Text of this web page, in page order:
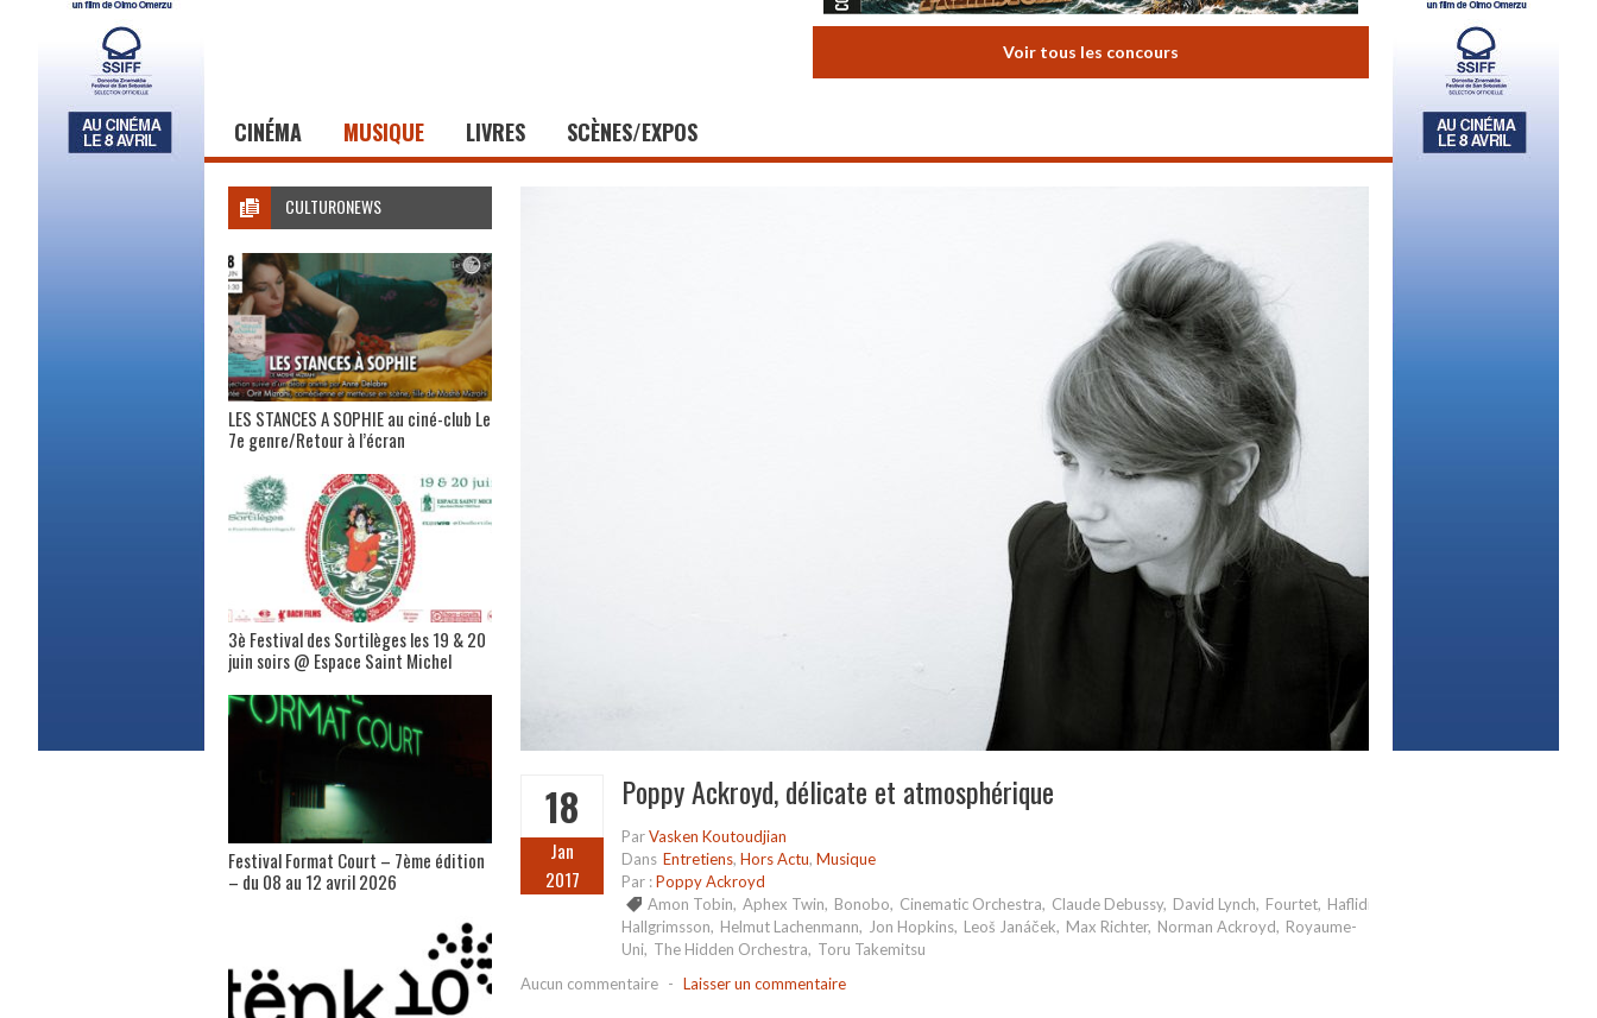
Voir tous les concours
CINÉMA MUSIQUE LIVRES SCÈNES/EXPOS
18
Jan
2017
Poppy Ackroyd, délicate et atmosphérique
ParVasken Koutoudjian
Dans Entretiens, Hors Actu, Musique
Par :Poppy Ackroyd
Amon Tobin, Aphex Twin, Bonobo, Cinematic Orchestra, Claude Debussy, David Lynch, Fourtet, Haflidi
Hallgrimsson, Helmut Lachenmann, Jon Hopkins, Leoš Janáček, Max Richter, Norman Ackroyd, Royaume-
Uni, The Hidden Orchestra, Toru Takemitsu
Aucun commentaire - Laisser un commentaire
CULTURONEWS
LES STANCES A SOPHIE au ciné-club Le
7e genre/Retour à l’écran
3è Festival des Sortilèges les 19 & 20
juin soirs @ Espace Saint Michel
Festival Format Court – 7ème édition
– du 08 au 12 avril 2026